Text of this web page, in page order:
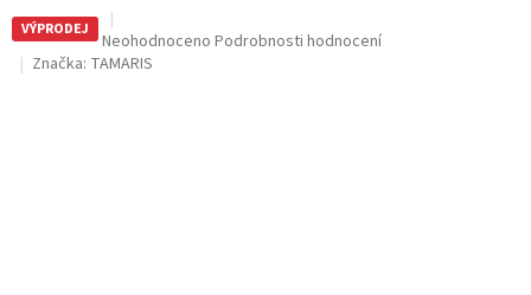
VÝPRODEJ
Průměrné
hodnocení
Neohodnoceno Podrobnosti hodnocení
Značka: TAMARIS